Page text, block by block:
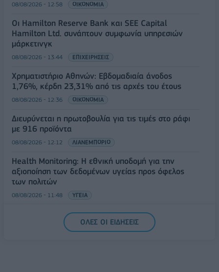
08/08/2026 - 12:58 ΟΙΚΟΝΟΜΙΑ
Οι Hamilton Reserve Bank και SEE Capital
Hamilton Ltd. συνάπτουν συμφωνία υπηρεσιών
μάρκετινγκ
08/08/2026 - 13:44 ΕΠΙΧΕΙΡΗΣΕΙΣ
Χρηματιστήριο Αθηνών: Εβδομαδιαία άνοδος
1,76%, κέρδη 23,31% από τις αρχές του έτους
08/08/2026 - 12:36 ΟΙΚΟΝΟΜΙΑ
Διευρύνεται η πρωτοβουλία για τις τιμές στο ράφι
με 916 προϊόντα
08/08/2026 - 12:12 ΛΙΑΝΕΜΠΟΡΙΟ
Health Monitoring: Η εθνική υποδομή για την
αξιοποίηση των δεδομένων υγείας προς όφελος
των πολιτών
08/08/2026 - 11:48 ΥΓΕΙΑ
Ελληνική Αναπτυξιακή Τράπεζα: Με «προίκα» 2 δισ.
ευρώ ανοίγει δρόμο για δάνεια έως 5 δισ. σε
ΟΛΕΣ ΟΙ ΕΙΔΗΣΕΙΣ